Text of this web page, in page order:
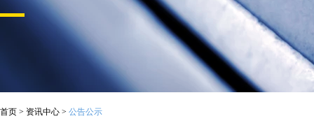
首页 > 资讯中心 > 公告公示